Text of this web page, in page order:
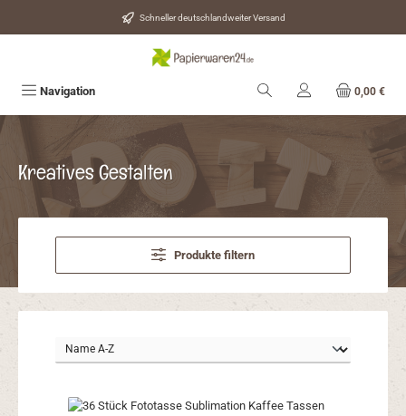
Zum Hauptinhalt springen Schneller deutschlandweiter Versand
Navigation 0,00 €
Kreatives Gestalten
Produkte filtern